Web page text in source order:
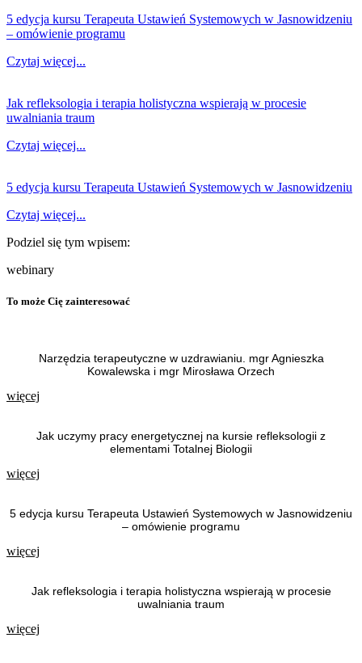
5 edycja kursu Terapeuta Ustawień Systemowych w Jasnowidzeniu
– omówienie programu
Czytaj więcej...
Jak refleksologia i terapia holistyczna wspierają w procesie
uwalniania traum
Czytaj więcej...
5 edycja kursu Terapeuta Ustawień Systemowych w Jasnowidzeniu
Czytaj więcej...
Podziel się tym wpisem:
webinary
To może Cię zainteresować
Narzędzia terapeutyczne w uzdrawianiu. mgr Agnieszka
Kowalewska i mgr Mirosława Orzech
więcej
Jak uczymy pracy energetycznej na kursie refleksologii z
elementami Totalnej Biologii
więcej
5 edycja kursu Terapeuta Ustawień Systemowych w Jasnowidzeniu
– omówienie programu
więcej
Jak refleksologia i terapia holistyczna wspierają w procesie
uwalniania traum
więcej